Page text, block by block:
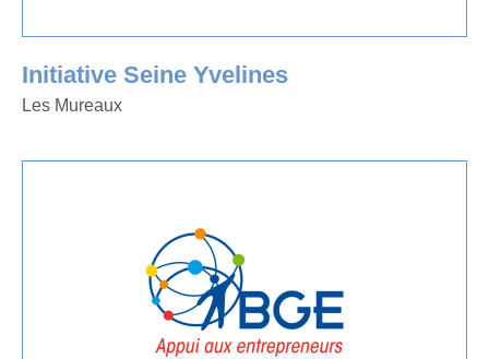
Initiative Seine Yvelines
Les Mureaux